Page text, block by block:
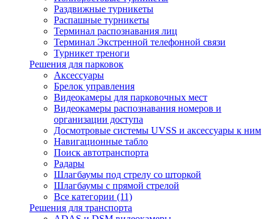
Раздвижные турникеты
Распашные турникеты
Терминал распознавания лиц
Терминал Экстренной телефонной связи
Турникет треноги
Решения для парковок
Аксессуары
Брелок управления
Видеокамеры для парковочных мест
Видеокамеры распознавания номеров и
организации доступа
Досмотровые системы UVSS и аксессуары к ним
Навигационные табло
Поиск автотранспорта
Радары
Шлагбаумы под стрелу со шторкой
Шлагбаумы с прямой стрелой
Все категории (11)
Решения для транспорта